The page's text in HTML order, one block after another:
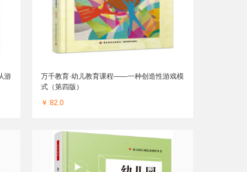
游
万千教育·幼儿教育课程——一种创造性游戏模
式（第四版）
￥ 82.0